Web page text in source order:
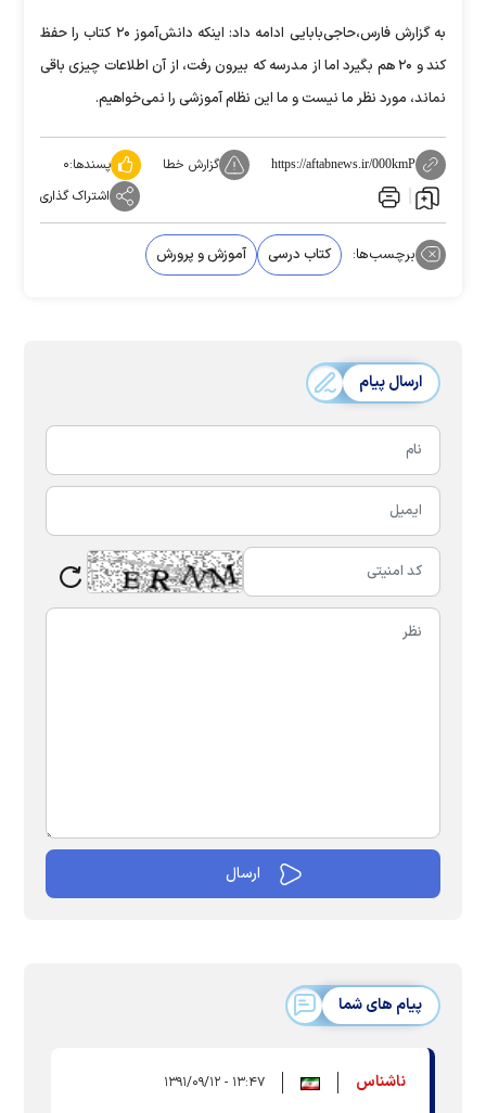
به گزارش فارس،حاجی‌بابایی ادامه داد: اینکه دانش‌آموز ۲۰ کتاب را حفظ
کند و ۲۰ هم بگیرد اما از مدرسه که بیرون رفت، از آن اطلاعات چیزی باقی
نماند، مورد نظر ما نیست و ما این نظام آموزشی را نمی‌خواهیم.
https://aftabnews.ir/000kmP گزارش خطا پسندها:۰
اشتراک گذاری
برچسب‌ها: کتاب درسی آموزش و پرورش
ارسال پیام
پیام های شما
ناشناس ۱۳:۴۷ - ۱۳۹۱/۰۹/۱۲